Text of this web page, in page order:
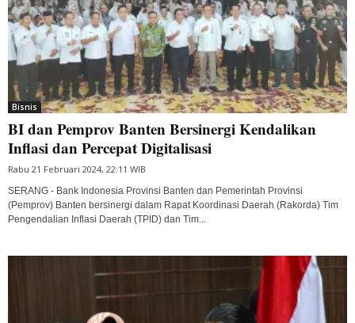
Bisnis
BI dan Pemprov Banten Bersinergi Kendalikan
Inflasi dan Percepat Digitalisasi
Rabu 21 Februari 2024, 22:11 WIB
SERANG - Bank Indonesia Provinsi Banten dan Pemerintah Provinsi
(Pemprov) Banten bersinergi dalam Rapat Koordinasi Daerah (Rakorda) Tim
Pengendalian Inflasi Daerah (TPID) dan Tim...